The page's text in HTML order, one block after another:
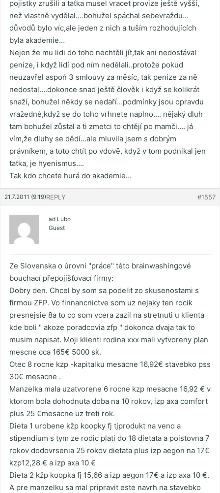
pojistky zrušili a taťka musel vracet provize ještě vyšší,
než vlastně vydělal….bohužel spáchal sebevraždu…
důvodů bylo víc,ale jeden z nich a tuším rozhodujících
byla akademie…
Nejen že mu lidi do toho nechtěli jít,tak ani nedostával
peníze, i když lidí pod ním nedělali..protože pokud
neuzavřel aspoń 3 smlouvy za měsíc, tak peníze za ně
nedostal….dokonce snad ještě člověk i když se kolikrát
snaží, bohužel někdy se nedaří…podmínky jsou opravdu
vražedné,když se do toho vrhnete naplno…. nějaký dluh
tam bohužel zůstal a ti zmetci to chtějí po mamči…. já
vím,že dluhy se dědí…ale mluvila jsem s dobrým
právníkem, a toto chtít po vdově, když v tom podnikal jen
taťka, je hyenismus….
Tak kdo chcete hurá do akademie…
21.7.2011 (9:19) #1557
REPLY
ad Lubo
Guest
Ze Slovenska o úrovni "práce" této brainwashingové
bouchací přepojišťovací firmy:
Dobry den. Chcel by som sa podelit zo skusenostami s
firmou ZFP. Vo finnancnictve som uz nejaky ten rocik
presnejsie 8a to co som vcera zazil na stretnuti u klienta
kde boli " akoze poradcovia zfp " dokonca dvaja tak to
musim napisat. Moji klienti rodina xxx mali vytvoreny plan
mescne cca 165€ 5000 sk.
Otec 8 rocne kzp -kapitalku mesacne 16,92€ stavebko pss
30€ mesacne .
Manzelka mala uzatvorene 6 rocne kzp mesacne 16,92 € v
ktorom bola dohodnuta doba na 10 rokov, izp axa comfort
plus 25 €mesacne uz treti rok.
Dieta 1 urobene kžp koopky fj tjprodukt na veno a
stipendium s tym ze rodic plati do 18 dietata a poistovna 7
rokov dodovrsenia 25 rokov dietata plus izp aegon na 17€
kzp12,28 € a izp axa 10 €
Dieta 2 kžp koopka fj 15,66 a izp aegon 17€ a izp axa 10 €.
A pre manzelku sa mal pripravit este navrh na stavebko